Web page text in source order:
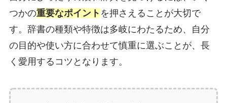
つかの重要なポイント を押さえることが大切で
す。辞書の種類や特徴は多岐にわたるため、自分
の目的や使い方に合わせて慎重に選ぶことが、長
く愛用するコツとなります。